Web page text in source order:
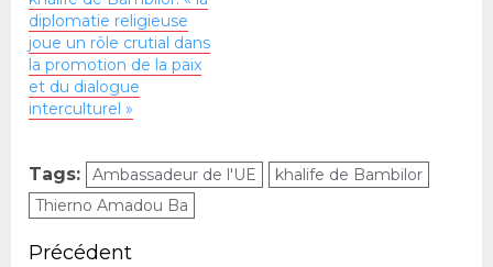
diplomatie religieuse
joue un rôle crutial dans
la promotion de la paix
et du dialogue
interculturel »
Tags: Ambassadeur de l'UE
khalife de Bambilor
Thierno Amadou Ba
Précédent